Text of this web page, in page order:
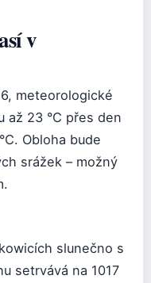
v
meteorologické
až 23 °C přes den
Obloha bude
srážek – možný
slunečno s
setrvává na 1017